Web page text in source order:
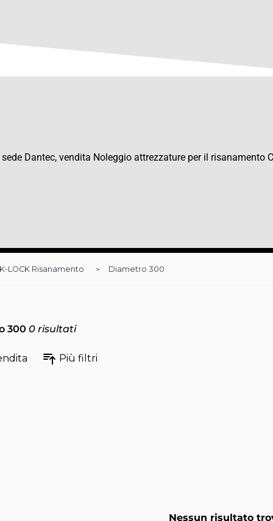
Dantec, vendita Noleggio attrezzature per il risanamento
LOCK Risanamento Diametro 300
300 0 risultati
Più filtri
Nessun risultato